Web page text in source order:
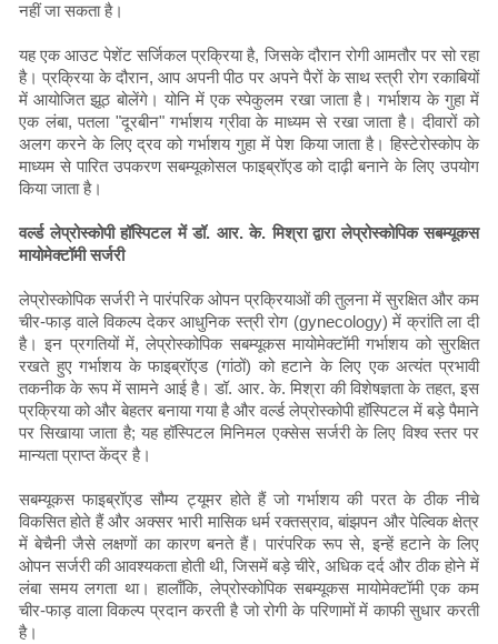
नहीं जा सकता है।
यह एक आउट पेशेंट सर्जिकल प्रक्रिया है, जिसके दौरान रोगी आमतौर पर सो रहा
है। प्रक्रिया के दौरान, आप अपनी पीठ पर अपने पैरों के साथ स्त्री रोग रकाबियों
में आयोजित झूठ बोलेंगे। योनि में एक स्पेकुलम रखा जाता है। गर्भाशय के गुहा में
एक लंबा, पतला "दूरबीन" गर्भाशय ग्रीवा के माध्यम से रखा जाता है। दीवारों को
अलग करने के लिए द्रव को गर्भाशय गुहा में पेश किया जाता है। हिस्टेरोस्कोप के
माध्यम से पारित उपकरण सबम्यूकोसल फाइब्रॉएड को दाढ़ी बनाने के लिए उपयोग
किया जाता है।
वर्ल्ड लेप्रोस्कोपी हॉस्पिटल में डॉ. आर. के. मिश्रा द्वारा लेप्रोस्कोपिक सबम्यूकस
मायोमेक्टॉमी सर्जरी
लेप्रोस्कोपिक सर्जरी ने पारंपरिक ओपन प्रक्रियाओं की तुलना में सुरक्षित और कम
चीर-फाड़ वाले विकल्प देकर आधुनिक स्त्री रोग (gynecology) में क्रांति ला दी
है। इन प्रगतियों में, लेप्रोस्कोपिक सबम्यूकस मायोमेक्टॉमी गर्भाशय को सुरक्षित
रखते हुए गर्भाशय के फाइब्रॉएड (गांठों) को हटाने के लिए एक अत्यंत प्रभावी
तकनीक के रूप में सामने आई है। डॉ. आर. के. मिश्रा की विशेषज्ञता के तहत, इस
प्रक्रिया को और बेहतर बनाया गया है और वर्ल्ड लेप्रोस्कोपी हॉस्पिटल में बड़े पैमाने
पर सिखाया जाता है; यह हॉस्पिटल मिनिमल एक्सेस सर्जरी के लिए विश्व स्तर पर
मान्यता प्राप्त केंद्र है।
सबम्यूकस फाइब्रॉएड सौम्य ट्यूमर होते हैं जो गर्भाशय की परत के ठीक नीचे
विकसित होते हैं और अक्सर भारी मासिक धर्म रक्तस्राव, बांझपन और पेल्विक क्षेत्र
में बेचैनी जैसे लक्षणों का कारण बनते हैं। पारंपरिक रूप से, इन्हें हटाने के लिए
ओपन सर्जरी की आवश्यकता होती थी, जिसमें बड़े चीरे, अधिक दर्द और ठीक होने में
लंबा समय लगता था। हालाँकि, लेप्रोस्कोपिक सबम्यूकस मायोमेक्टॉमी एक कम
चीर-फाड़ वाला विकल्प प्रदान करती है जो रोगी के परिणामों में काफी सुधार करती
है।